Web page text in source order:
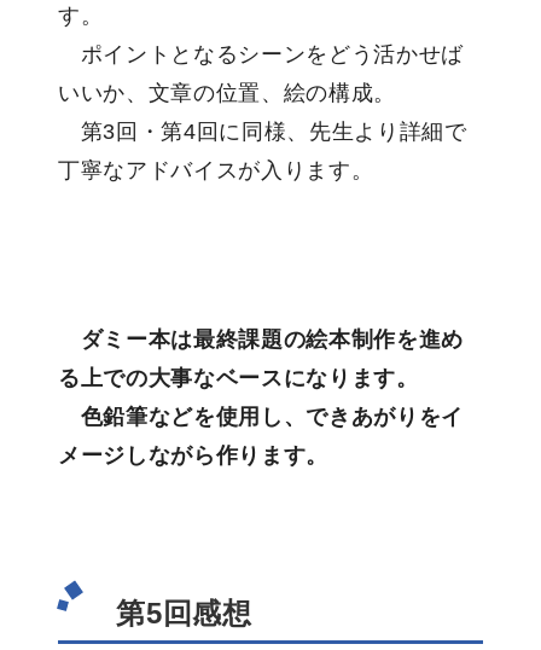
す。
ポイントとなるシーンをどう活かせば
いいか、文章の位置、絵の構成。
第3回・第4回に同様、先生より詳細で
丁寧なアドバイスが入ります。
ダミー本は最終課題の絵本制作を進め
る上での大事なベースになります。
色鉛筆などを使用し、できあがりをイ
メージしながら作ります。
第5回感想